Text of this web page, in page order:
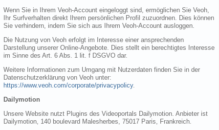
Wenn Sie in Ihrem Veoh-Account eingeloggt sind, ermöglichen Sie Veoh,
Ihr Surfverhalten direkt Ihrem persönlichen Profil zuzuordnen. Dies können
Sie verhindern, indem Sie sich aus Ihrem Veoh-Account ausloggen.
Die Nutzung von Veoh erfolgt im Interesse einer ansprechenden
Darstellung unserer Online-Angebote. Dies stellt ein berechtigtes Interesse
im Sinne des Art. 6 Abs. 1 lit. f DSGVO dar.
Weitere Informationen zum Umgang mit Nutzerdaten finden Sie in der
Datenschutzerklärung von Veoh unter:
https://www.veoh.com/corporate/privacypolicy.
Dailymotion
Unsere Website nutzt Plugins des Videoportals Dailymotion. Anbieter ist
Dailymotion, 140 boulevard Malesherbes, 75017 Paris, Frankreich.